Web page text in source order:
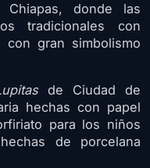
Chiapas, donde las
tradicionales con
con gran simbolismo
de Ciudad de
hechas con papel
para los niños
de porcelana